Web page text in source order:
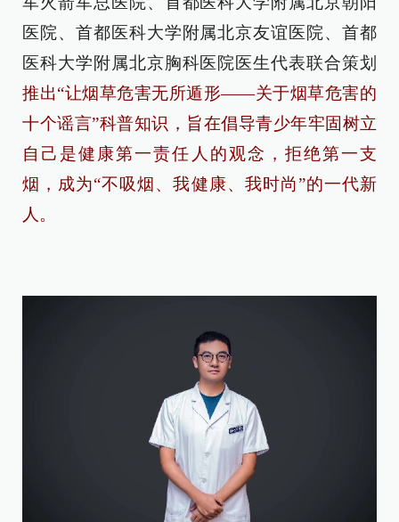
医院、首都医科大学附属北京友谊医院、首都
医科大学附属北京胸科医院医生代表联合策划
推出“让烟草危害无所遁形——关于烟草危害的
十个谣言”科普知识，旨在倡导青少年牢固树立
自己是健康第一责任人的观念，拒绝第一支
烟，成为“不吸烟、我健康、我时尚”的一代新
人。